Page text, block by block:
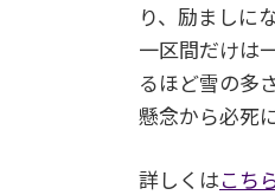
り、励ましに
一区間だけは
るほど雪の多
懸念から必死
詳しくはこち